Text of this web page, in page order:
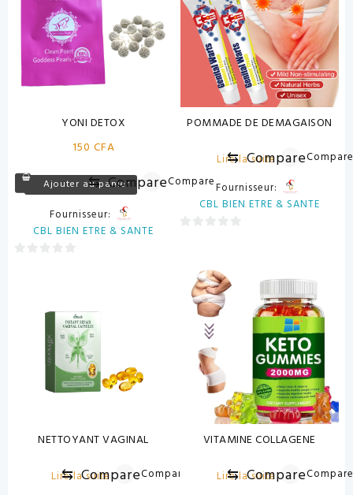
YONI DETOX
150 CFA
Ajouter au panier
⇆ CompareCompare
Fournisseur:
CBL BIEN ETRE & SANTE
POMMADE DE DEMAGAISON
Lire la suite
⇆ Compare
Fournisseur:
CBL BIEN ETRE & SANTE
NETTOYANT VAGINAL
Lire la suite
⇆ CompareCompare
VITAMINE COLLAGENE
Lire la suite
⇆ Compare